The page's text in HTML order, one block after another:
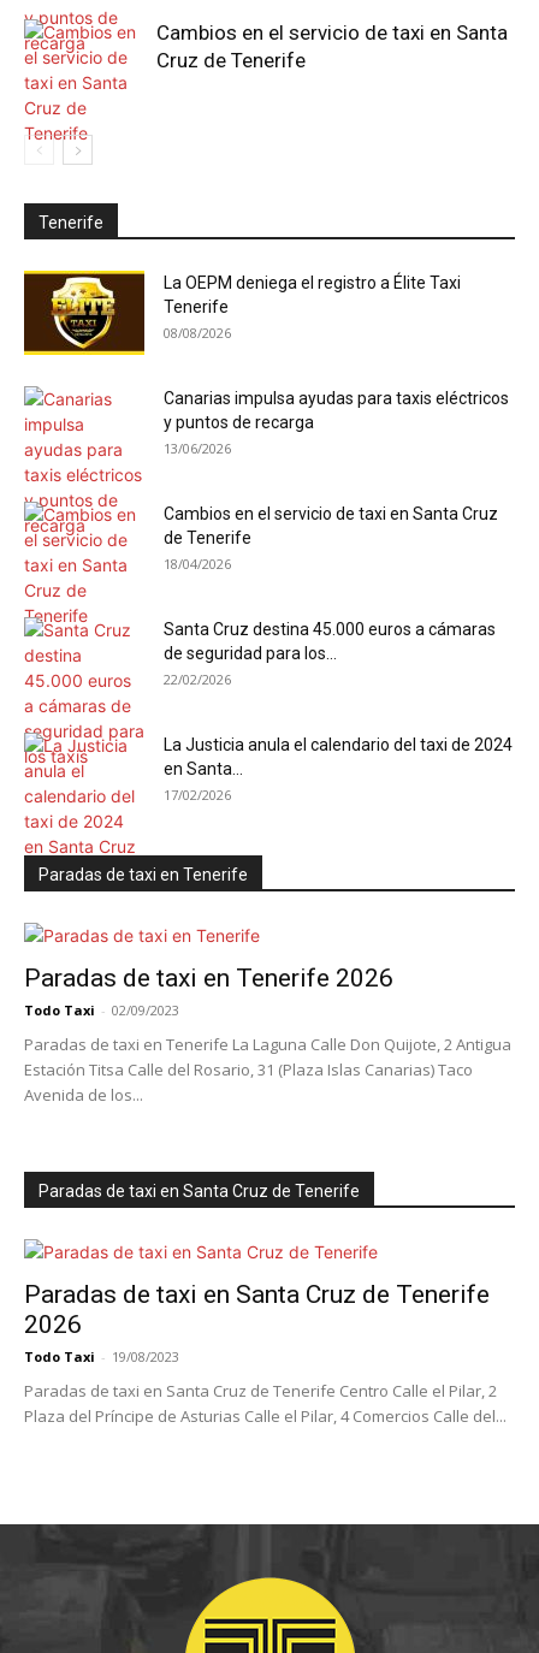
Cambios en el servicio de taxi en Santa
Cruz de Tenerife
Tenerife
La OEPM deniega el registro a Élite Taxi
Tenerife
08/08/2026
Canarias impulsa ayudas para taxis eléctricos
y puntos de recarga
13/06/2026
Cambios en el servicio de taxi en Santa Cruz
de Tenerife
18/04/2026
Santa Cruz destina 45.000 euros a cámaras
de seguridad para los...
22/02/2026
La Justicia anula el calendario del taxi de 2024
en Santa...
17/02/2026
Paradas de taxi en Tenerife
Paradas de taxi en Tenerife 2026
Todo Taxi - 02/09/2023
Paradas de taxi en Tenerife La Laguna Calle Don Quijote, 2 Antigua
Estación Titsa Calle del Rosario, 31 (Plaza Islas Canarias) Taco
Avenida de los...
Paradas de taxi en Santa Cruz de Tenerife
Paradas de taxi en Santa Cruz de Tenerife
2026
Todo Taxi - 19/08/2023
Paradas de taxi en Santa Cruz de Tenerife Centro Calle el Pilar, 2
Plaza del Príncipe de Asturias Calle el Pilar, 4 Comercios Calle del...